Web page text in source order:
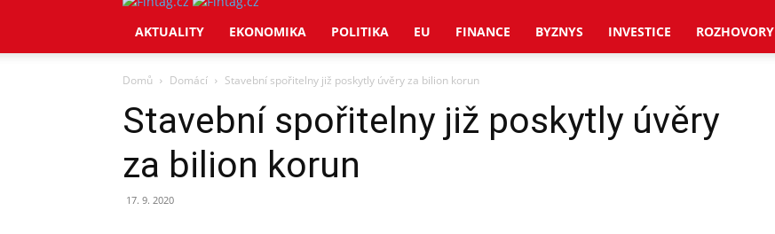
AKTUALITY EKONOMIKA POLITIKA EU FINANCE BYZNYS INVESTICE ROZHOVORY
Domů Domácí Stavební spořitelny již poskytly úvěry za bilion korun
Stavební spořitelny již poskytly úvěry
za bilion korun
17. 9. 2020